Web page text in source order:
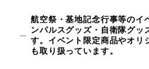
航空祭・基地記念行事等のイ
ンパルスグッズ・自衛隊グッ
す。イベント限定商品やオリ
も取り扱っています。